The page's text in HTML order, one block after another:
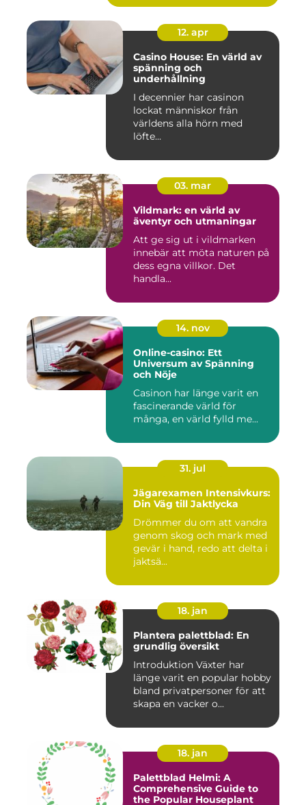
12. apr
Casino House: En värld av
spänning och
underhållning
I decennier har casinon
lockat människor från
världens alla hörn med
löfte...
03. mar
Vildmark: en värld av
äventyr och utmaningar
Att ge sig ut i vildmarken
innebär att möta naturen på
dess egna villkor. Det
handla...
14. nov
Online-casino: Ett
Universum av Spänning
och Nöje
Casinon har länge varit en
fascinerande värld för
många, en värld fylld me...
31. jul
Jägarexamen Intensivkurs:
Din Väg till Jaktlycka
Drömmer du om att vandra
genom skog och mark med
gevär i hand, redo att delta i
jaktsä...
18. jan
Plantera palettblad: En
grundlig översikt
Introduktion Växter har
länge varit en popular hobby
bland privatpersoner för att
skapa en vacker o...
18. jan
Palettblad Helmi: A
Comprehensive Guide to
the Popular Houseplant